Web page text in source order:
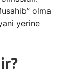
olma
yerine